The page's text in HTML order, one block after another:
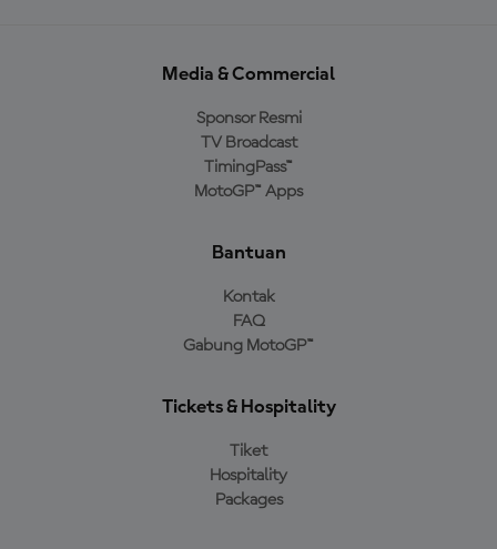
Media & Commercial
Sponsor Resmi
TV Broadcast
TimingPass™
MotoGP™ Apps
Bantuan
Kontak
FAQ
Gabung MotoGP™
Tickets & Hospitality
Tiket
Hospitality
Packages